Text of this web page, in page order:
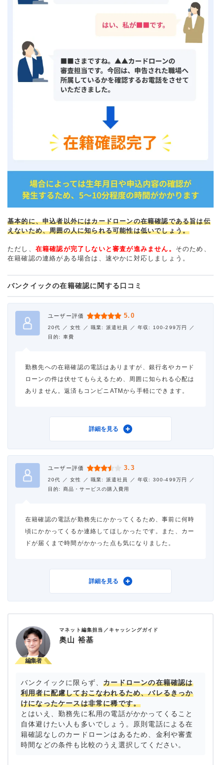
基本的に、申込者以外にはカードローンの在籍確認である旨は伝
えないため、周囲の人に知られる可能性は低いでしょう。
ただし、 在籍確認が完了しないと審査が進みません。 そのため、
在籍確認の連絡がある場合は、速やかに対応しましょう。
バンクイックの在籍確認に関する口コミ
ユーザー評価 5.0
20代 ／ 女性 ／ 職業: 派遣社員 ／ 年収: 100-299万円 ／
目的: 車費
勤務先への在籍確認の電話はありますが、銀行名やカード
ローンの件は伏せてもらえるため、周囲に知られる心配は
ありません。返済もコンビニATMから手軽にできます。
三菱ＵＦＪ銀行カードロー
審査時間
重視した点 審査の容易さ
詳細を見る
ユーザー評価 3.3
20代 ／ 女性 ／ 職業: 派遣社員 ／ 年収: 300-499万円 ／
目的: 商品・サービスの購入費用
在籍確認の電話が勤務先にかかってくるため、事前に何時
頃にかかってくるか連絡してほしかったです。また、カー
ドが届くまで時間がかかった点も気になりました。
三菱ＵＦＪ銀行カードロー
借入金額
金利
審査時間 1週間以内
借入事実の把握 誰も知らない
重視した点 会社の知名度・信頼性
詳細を見る
マネット編集担当／キャッシングガイド
奥山 裕基
バンクイックに限らず、カードローンの在籍確認は
利用者に配慮しておこなわれるため、バレるきっか
けになったケースは非常に稀です。
とはいえ、勤務先に私用の電話がかかってくること
自体避けたい人も多いでしょう。原則電話による在
籍確認なしのカードローンはあるため、金利や審査
時間などの条件も比較のうえ選択してください。